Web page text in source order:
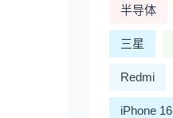
半导体
三星
Redmi
iPhone 16